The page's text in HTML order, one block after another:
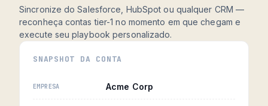
Sincronize do Salesforce, HubSpot ou qualquer CRM —
reconheça contas tier-1 no momento em que chegam e
execute seu playbook personalizado.
SNAPSHOT DA CONTA
EMPRESA Acme Corp